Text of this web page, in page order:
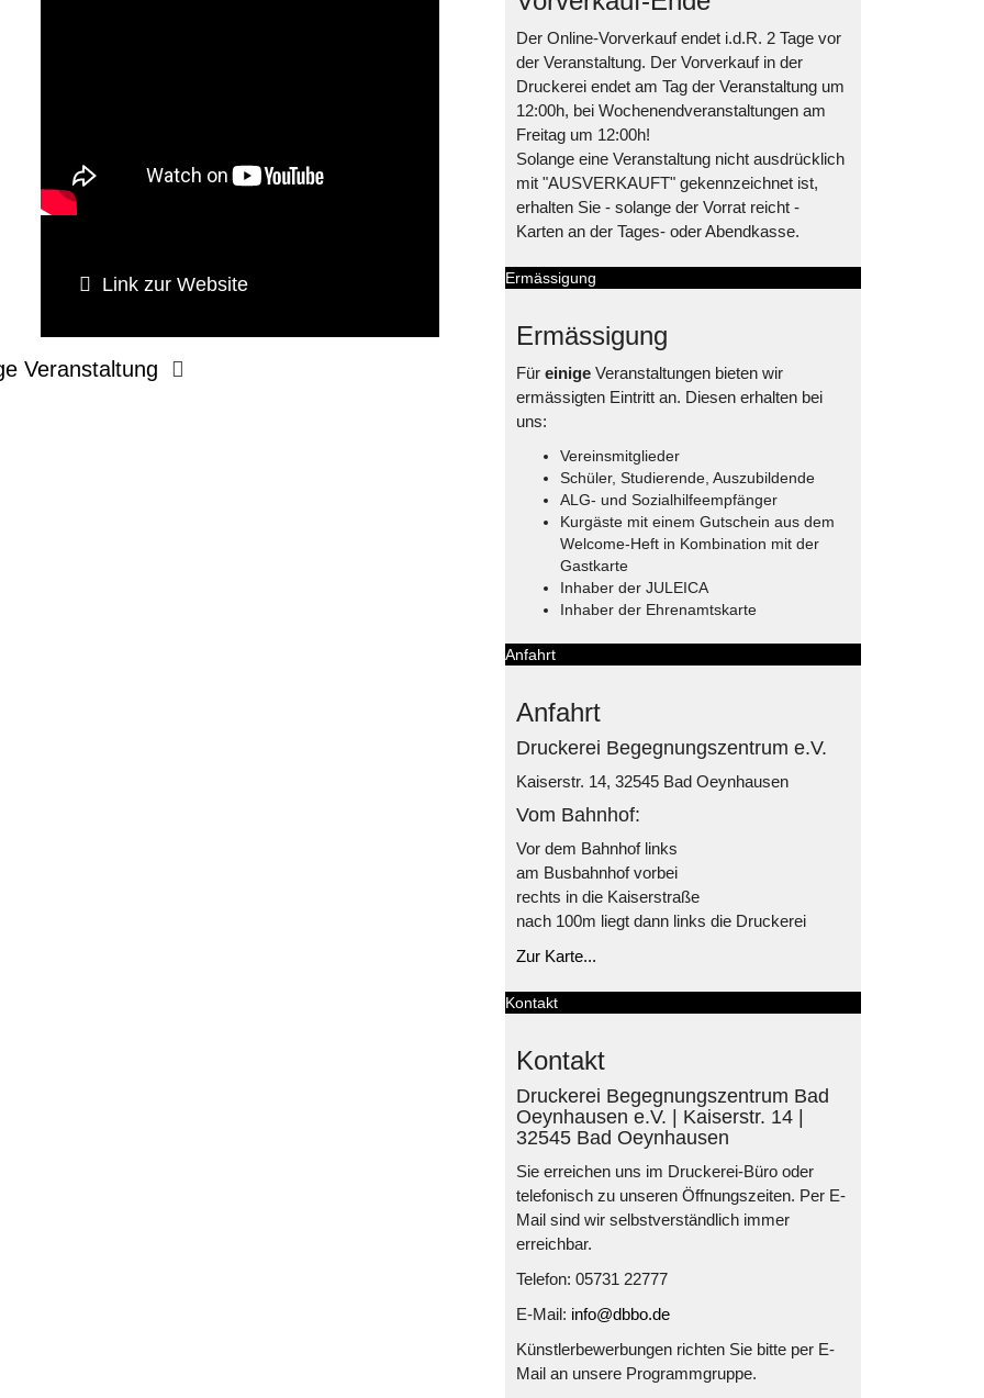
Link zur Website
Veranstaltung
Der Online-Vorverkauf endet i.d.R. 2 Tage vor
der Veranstaltung. Der Vorverkauf in der
Druckerei endet am Tag der Veranstaltung um
12:00h, bei Wochenendveranstaltungen am
Freitag um 12:00h!
Solange eine Veranstaltung nicht ausdrücklich
mit "AUSVERKAUFT" gekennzeichnet ist,
erhalten Sie - solange der Vorrat reicht -
Karten an der Tages- oder Abendkasse.
Ermässigung
Ermässigung
Für einigeVeranstaltungen bieten wir
ermässigten Eintritt an. Diesen erhalten bei
uns:
Vereinsmitglieder
Schüler, Studierende, Auszubildende
ALG- und Sozialhilfeempfänger
Kurgäste mit einem Gutschein aus dem
Welcome-Heft in Kombination mit der
Gastkarte
Inhaber der JULEICA
Inhaber der Ehrenamtskarte
Anfahrt
Anfahrt
Druckerei Begegnungszentrum e.V.
Kaiserstr. 14, 32545 Bad Oeynhausen
Vom Bahnhof:
Vor dem Bahnhof links
am Busbahnhof vorbei
rechts in die Kaiserstraße
nach 100m liegt dann links die Druckerei
Zur Karte...
Kontakt
Kontakt
Druckerei Begegnungszentrum Bad
Oeynhausen e.V. | Kaiserstr. 14 |
32545 Bad Oeynhausen
Sie erreichen uns im Druckerei-Büro oder
telefonisch zu unseren Öffnungszeiten. Per E-
Mail sind wir selbstverständlich immer
erreichbar.
Telefon: 05731 22777
E-Mail: info@dbbo.de
Künstlerbewerbungen richten Sie bitte per E-
Mail an unsere Programmgruppe.